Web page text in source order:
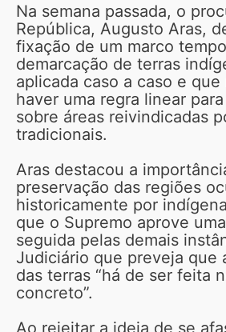
Na semana passada, o
República, Augusto Aras,
fixação de um marco
demarcação de terras
aplicada caso a caso e que
haver uma regra linear
sobre áreas reivindicadas
tradicionais.
Aras destacou a
preservação das regiões
historicamente por
que o Supremo aprove
seguida pelas demais
Judiciário que preveja que
das terras “há de ser feita
concreto”.
Ao rejeitar a ideia de se